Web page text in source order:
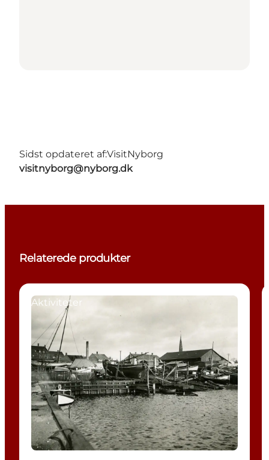
Sidst opdateret af:VisitNyborg
visitnyborg@nyborg.dk
Relaterede produkter
Aktiviteter